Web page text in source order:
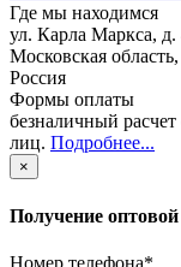
Где мы находимся
ул. Карла Маркса,
Московская область,
Россия
Формы оплаты
безналичный
лиц. Подробнее...
×
Получение
Номер телефона*